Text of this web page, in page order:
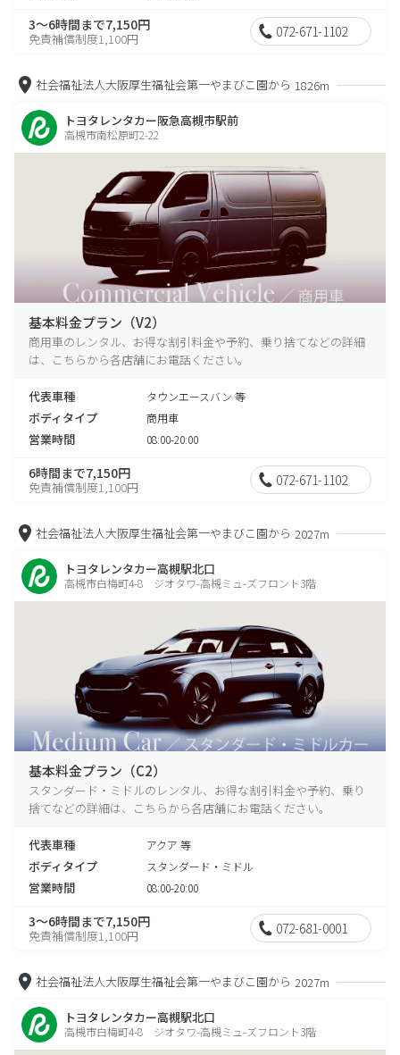
3～6時間まで7,150円
免責補償制度1,100円 072-671-1102
社会福祉法人大阪厚生福祉会第一やまびこ園から 1826m
トヨタレンタカー阪急高槻市駅前
高槻市南松原町2-22
基本料金プラン（V2）
商用車のレンタル、お得な割引料金や予約、乗り捨てなどの詳細
は、こちらから各店舗にお電話ください。
代表車種 タウンエースバン 等
ボディタイプ 商用車
営業時間 08:00-20:00
6時間まで7,150円
免責補償制度1,100円 072-671-1102
社会福祉法人大阪厚生福祉会第一やまびこ園から 2027m
トヨタレンタカー高槻駅北口
高槻市白梅町4-8 ジオタワ-高槻ミュ-ズフロント3階
基本料金プラン（C2）
スタンダード・ミドルのレンタル、お得な割引料金や予約、乗り
捨てなどの詳細は、こちらから各店舗にお電話ください。
代表車種 アクア 等
ボディタイプ スタンダード・ミドル
営業時間 08:00-20:00
3～6時間まで7,150円
免責補償制度1,100円 072-681-0001
社会福祉法人大阪厚生福祉会第一やまびこ園から 2027m
トヨタレンタカー高槻駅北口
高槻市白梅町4-8 ジオタワ-高槻ミュ-ズフロント3階